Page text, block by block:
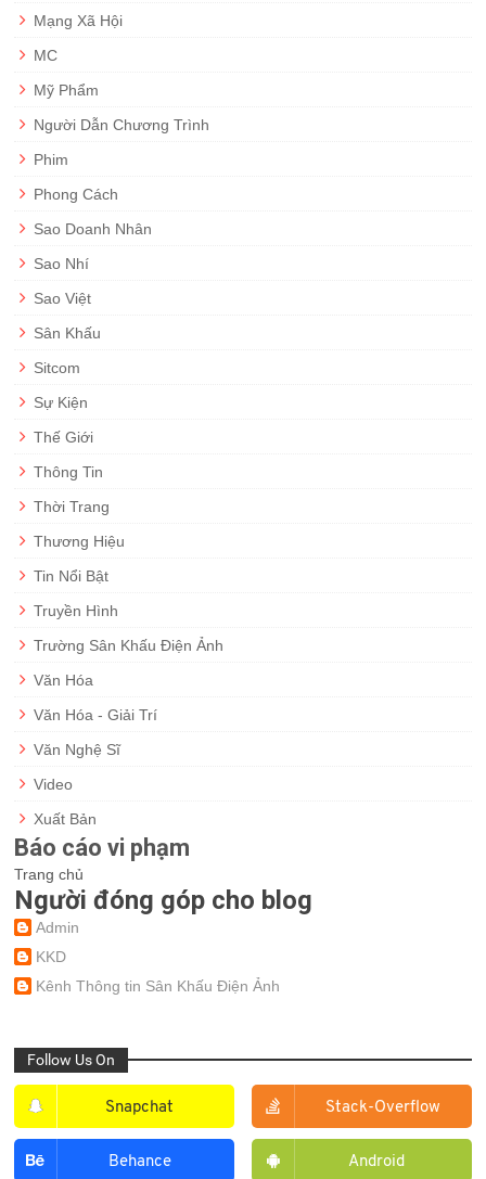
Mạng Xã Hội
MC
Mỹ Phẩm
Người Dẫn Chương Trình
Phim
Phong Cách
Sao Doanh Nhân
Sao Nhí
Sao Việt
Sân Khấu
Sitcom
Sự Kiện
Thế Giới
Thông Tin
Thời Trang
Thương Hiệu
Tin Nổi Bật
Truyền Hình
Trường Sân Khấu Điện Ảnh
Văn Hóa
Văn Hóa - Giải Trí
Văn Nghệ Sĩ
Video
Xuất Bản
Báo cáo vi phạm
Trang chủ
Người đóng góp cho blog
Admin
KKD
Kênh Thông tin Sân Khấu Điện Ảnh
Follow Us On
Snapchat Stack-Overflow
Behance Android